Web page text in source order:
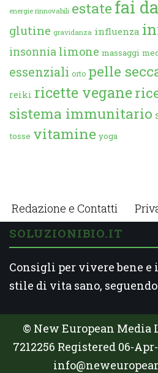
energie rinnovabili estate fai
glutine gravidanza influenza
insonnia limone massaggi
essenziali orto pelle
reiki ricette vegane
sistema immunitario
tosse vitamine yoga
Redazione e Contatti
SOLUZIONIBIO.IT
Consigli per vivere bene e
stile di vita sano,
© New European Media
7212256 Registered 06-Apr-